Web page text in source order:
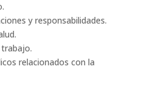
y responsabilidades.
trabajo.
relacionados con la